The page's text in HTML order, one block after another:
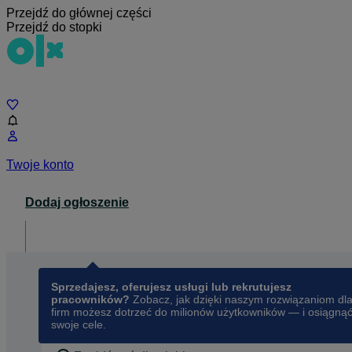
Przejdź do głównej części
Przejdź do stopki
Twoje konto
Dodaj ogłoszenie
Sprzedajesz, oferujesz usługi lub rekrutujesz
pracowników? Zobacz, jak dzięki naszym rozwiązaniom dla
firm możesz dotrzeć do milionów użytkowników — i osiągnąć
swoje cele.